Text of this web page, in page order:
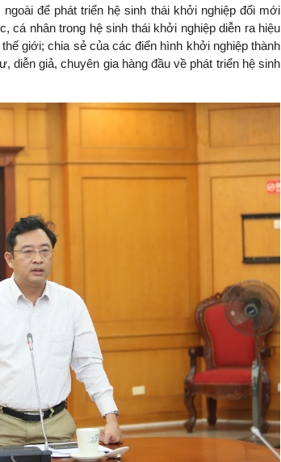
để phát triển hệ sinh thái khởi nghiệp đổi mới
cá nhân trong hệ sinh thái khởi nghiệp diễn ra hiệu
giới; chia sẻ của các điển hình khởi nghiệp thành
diễn giả, chuyên gia hàng đầu về phát triển hệ sinh